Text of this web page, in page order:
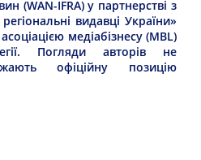
(WAN-IFRA) у партнерстві з
видавці України»
медіабізнесу (MBL)
Погляди авторів не
офіційну позицію